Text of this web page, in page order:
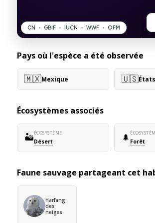
Pays où l'espèce a été observée
🇲🇽Mexique 🇺🇸
Écosystèmes associés
🏜️ÉCOSYSTÈME
Désert 🌲 Forêt
Faune sauvage partageant cet
Harfang
des
neiges